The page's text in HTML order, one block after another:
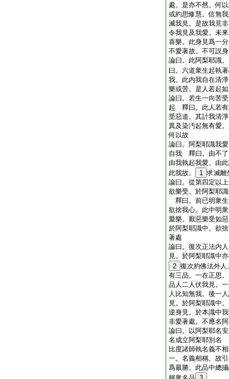
處。是亦不然。何
或約思修慧。信無
滅我見。是故我見
令我見及我愛。未
喜樂。此身見爲一
不愛著故。不可説
論曰。此阿梨耶識
曰。六道衆生起執
我。此内我自在清
樂或苦。是人若起
論曰。若生一向苦
起 釋曰。此人若有
受惡道。其計我清
異及染汚起無有愛
何以故
論曰。阿梨耶識我
自我 釋曰。由不了
由我執起我愛。由
此我故。
1 求滅離
論曰。從第四定以
欲樂受。於阿梨耶
釋曰。前已明衆
欲捨我心。此中明
愛樂。厭惡樂受如
於阿梨耶識中。欲
著處
論曰。復次正法内
見。於阿梨耶識中
2 復次約佛法外
有三品。一在正思
品人二人伏我見。
人比知無我。後一
見。於阿梨耶識中
逆身見。於本識中
非愛著處。不應名
論曰。以阿梨耶名
名成立阿梨耶別名
比度諸師執名義不
一。名義相稱。故
爲最勝。此品中總